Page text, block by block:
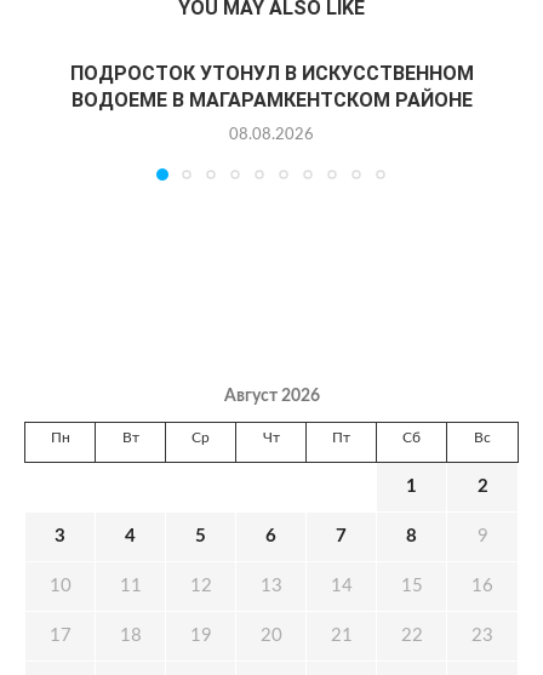
YOU MAY ALSO LIKE
ПОДРОСТОК УТОНУЛ В ИСКУССТВЕННОМ
ВОДОЕМЕ В МАГАРАМКЕНТСКОМ РАЙОНЕ
08.08.2026
Август 2026
Пн Вт Ср Чт Пт Сб Вс
1 2
3 4 5 6 7 8 9
10 11 12 13 14 15 16
17 18 19 20 21 22 23